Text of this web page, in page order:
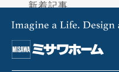
新着記事
ライフスタイルを
ーTHINK LIFE